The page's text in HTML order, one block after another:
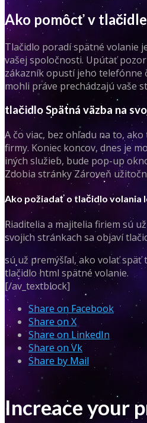
Ako pomôcť v
Tlačidlo poradí spätné volanie
vašej spoločnosti. Upútať
zákazník opustí jeho telefónne
mohli práve prechádzajú vaše
tlačidlo Spätná väzba na
A čo viac, bez ohľadu na to,
firmy. Koniec koncov, dnes je
iných služieb, bude pop-up
Zdobia stránky Zároveň
Ako požiadať o tlačidlo volania
Riaditelia a majitelia firiem sú
svojich stránkach sa objaví
sú už premýšľal, ako volať späť
tlačidlo html spätné volanie.
[/av_textblock]
Share on Facebook
Share on X
Share on LinkedIn
Share on Vk
Share by Mail
Increace your